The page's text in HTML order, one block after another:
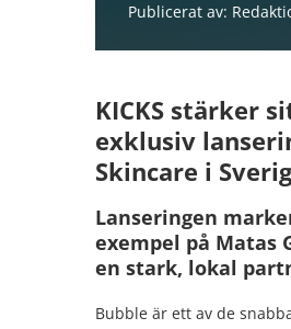
Publicerat av:
KICKS stärker
exklusiv
Skincare i
Lanseringen
exempel på
en stark, lokal
Bubble är ett av de